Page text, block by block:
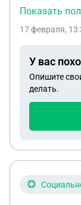
100т.р.. Не
ребенка до
Показать
17 февраля,
У вас
Опишите
делать.